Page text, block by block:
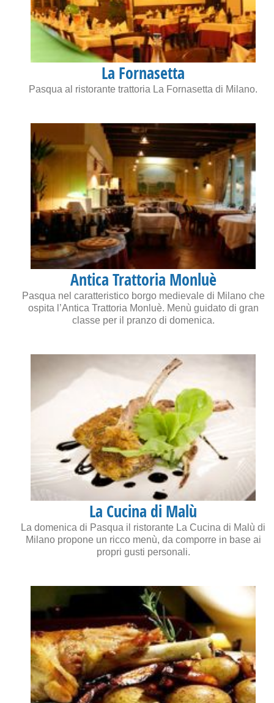
La Fornasetta
Pasqua al ristorante trattoria La Fornasetta di Milano.
Antica Trattoria Monluè
Pasqua nel caratteristico borgo medievale di Milano che
ospita l’Antica Trattoria Monluè. Menù guidato di gran
classe per il pranzo di domenica.
La Cucina di Malù
La domenica di Pasqua il ristorante La Cucina di Malù di
Milano propone un ricco menù, da comporre in base ai
propri gusti personali.